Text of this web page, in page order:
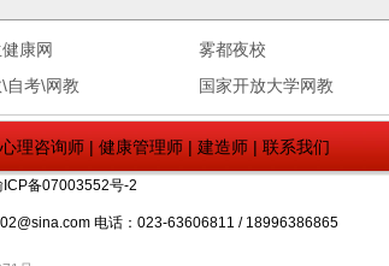
康网
雾都夜校
自考\网教 国家开放大学网教
心理咨询师| 健康管理师| 建造师| 联系我们
ICP备07003552号-2
电话：023-63606811 / 18996386865